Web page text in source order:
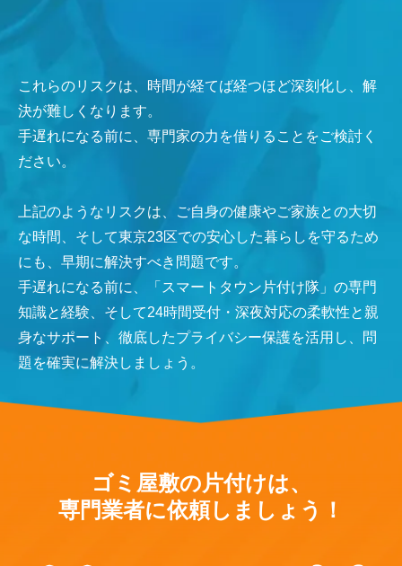
これらのリスクは、時間が経てば経つほど深刻化し、解
決が難しくなります。
手遅れになる前に、専門家の力を借りることをご検討く
ださい。
上記のようなリスクは、ご自身の健康やご家族との大切
な時間、そして東京23区での安心した暮らしを守るため
にも、早期に解決すべき問題です。
手遅れになる前に、「スマートタウン片付け隊」の専門
知識と経験、そして24時間受付・深夜対応の柔軟性と親
身なサポート、徹底したプライバシー保護を活用し、問
題を確実に解決しましょう。
ゴミ屋敷の片付けは、
専門業者に依頼しましょう！